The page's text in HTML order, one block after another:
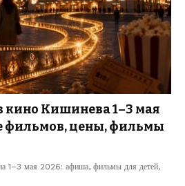
кино Кишинева 1–3 мая
фильмов, цены, фильмы
1–3 мая 2026: афиша, фильмы для детей,